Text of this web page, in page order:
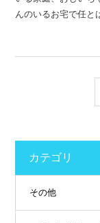
んのいるお宅で任と
カテゴリ
その他